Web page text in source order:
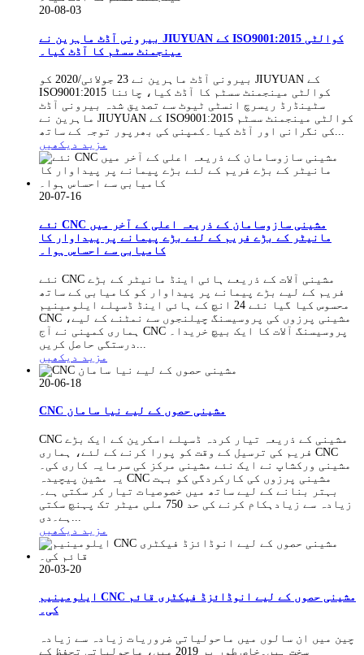
20-08-03
بیرونی آڈٹ ماہرین نے JIUYUAN کے ISO9001:2015 کوالٹی
مینجمنٹ سسٹم کا آڈٹ کیا۔
بیرونی آڈٹ ماہرین نے 23 جولائی/2020 کو JIUYUAN کے
ISO9001:2015 کوالٹی مینجمنٹ سسٹم کا آڈٹ کیا، چائنا
سٹینڈرڈ ریسرچ انسٹی ٹیوٹ سے تصدیق شدہ بیرونی آڈٹ
ماہرین نے JIUYUAN کے ISO9001:2015 کوالٹی مینجمنٹ سسٹم
کی نگرانی اور آڈٹ کیا۔کمپنی کی بھرپور توجہ کے ساتھ...
مزید دیکھیں
20-07-16
نئے CNC مشینی سازوسامان کے ذریعہ اعلی کے آخر میں
مانیٹر کے بڑے فریم کے لئے بڑے پیمانے پر پیداوار کا
کامیابی سے احساس ہوا۔
نئے CNC مشینی آلات کے ذریعے ہائی اینڈ مانیٹر کے بڑے
فریم کے لیے بڑے پیمانے پر پیداوار کو کامیابی کے ساتھ
محسوس کیا گیا نئے 24 انچ کے ہائی اینڈ ڈسپلے ایلومینیم
CNC مشینی پرزوں کی پروسیسنگ چیلنجوں سے نمٹنے کے لیے،
ہماری کمپنی نے آج CNC پروسیسنگ آلات کا ایک بیچ خریدا۔
مزید دیکھیں
20-06-18
CNC مشینی حصوں کے لیے نیا سامان
CNC مشینی کے ذریعہ تیار کردہ ڈسپلے اسکرین کے ایک بڑے
فریم کی ترسیل کے وقت کو پورا کرنے کے لئے، ہماری CNC
مشینی ورکشاپ نے ایک نئے مشینی مرکز کی سرمایہ کاری کی۔
یہ مشین پیچیدہ CNC مشینی پرزوں کی کارکردگی کو بہت
بہتر بنانے کے لیے ساتھ میں خصوصیات تیار کر سکتی ہے۔
زیادہ سے زیادہکام کرنے کی حد 750 ملی میٹر تک پہنچ سکتی
مزید دیکھیں
20-03-20
ایلومینیم CNC مشینی حصوں کے لیے انوڈائزڈ فیکٹری قائم
کی۔
چین میں ان سالوں میں ماحولیاتی ضروریات زیادہ سے زیادہ
سخت ہیں۔خاص طور پر 2019 میں، ماحولیاتی تحفظ کے